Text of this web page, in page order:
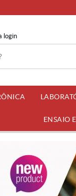
login
ENSAIO